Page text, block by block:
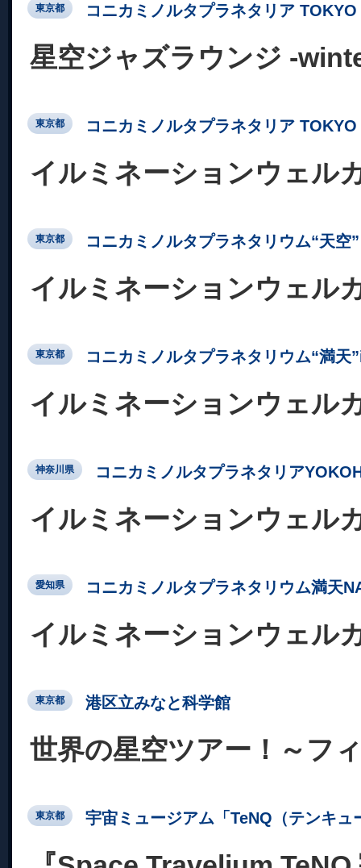
東京都 コニカミノルタプラネタリア TOKYO
星空ジャズラウンジ -
東京都 コニカミノルタプラネタリア TOKYO
イルミネーションウェル
東京都 コニカミノルタプラネタリウム“天
イルミネーションウェル
東京都 コニカミノルタプラネタリウム“満
イルミネーションウェル
神奈川県 コニカミノルタプラネタリア
イルミネーションウェル
愛知県 コニカミノルタプラネタリウム満天
イルミネーションウェル
東京都 港区立みなと科学館
世界の星空ツアー！～フ
東京都 宇宙ミュージアム「TeNQ（テンキュ